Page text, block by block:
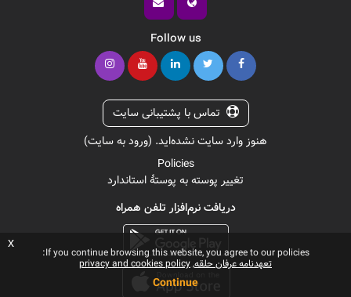
Follow us
تماس با پشتیبانی سایت
هنوز وارد سایت نشده‌اید. (ورود به سایت)
Policies
تغییر پوسته به پوستهٔ استاندارد
دریافت نرم‌افزار تلفن همراه
If you continue browsing this website, you agree to our policies:
تعهدنامه عرفان حلقه privacy and cookies policy
Continue
x